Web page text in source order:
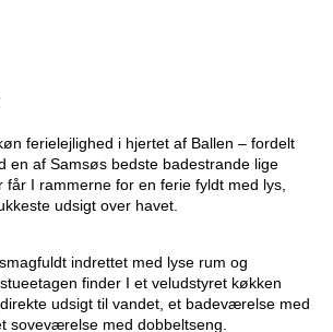
ferielejlighed i hjertet af Ballen – fordelt
en af Samsøs bedste badestrande lige
får I rammerne for en ferie fyldt med lys,
udsigt over havet.
indrettet med lyse rum og
finder I et veludstyret køkken
udsigt til vandet, et badeværelse med
soveværelse med dobbeltseng.